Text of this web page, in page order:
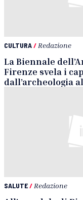
CULTURA/ Redazione
La Biennale
Firenze svela i
dall’archeologia
SALUTE/ Redazione